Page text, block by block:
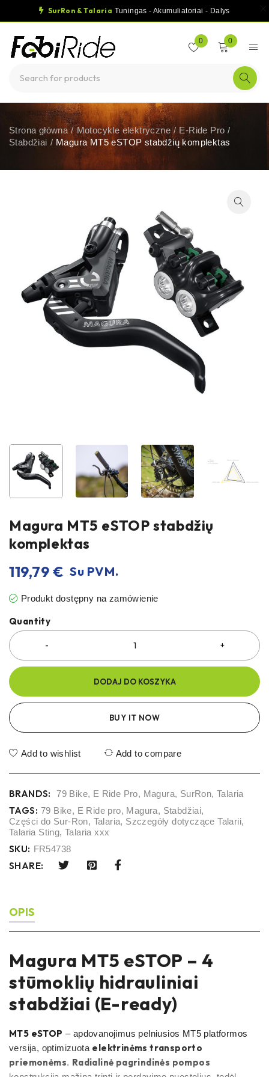
SurRon & Talaria Tuningas - Akumuliatoriai - Dalys
0 0
Strona główna / Motocykle elektryczne / E-Ride Pro /
Stabdžiai / Magura MT5 eSTOP stabdžių komplektas
Magura MT5 eSTOP stabdžių
komplektas
119,79€ Su PVM.
Produkt dostępny na zamówienie
Quantity
DODAJ DO KOSZYKA
BUY IT NOW
Add to wishlist Add to compare
BRANDS: 79 Bike, E Ride Pro, Magura, SurRon,Talaria
TAGS: 79 Bike, E Ride pro, Magura, Stabdžiai,
Części do Sur-Ron, Talaria, Szczegóły dotyczące Talarii,
Talaria Sting,Talaria xxx
SKU: FR54738
SHARE:
OPIS
Magura MT5 eSTOP – 4
stūmoklių hidrauliniai
stabdžiai (E-ready)
MT5 eSTOP – apdovanojimus pelniusios MT5 platformos
versija, optimizuota elektrinėms transporto
priemonėms. Radialinė pagrindinės pompos